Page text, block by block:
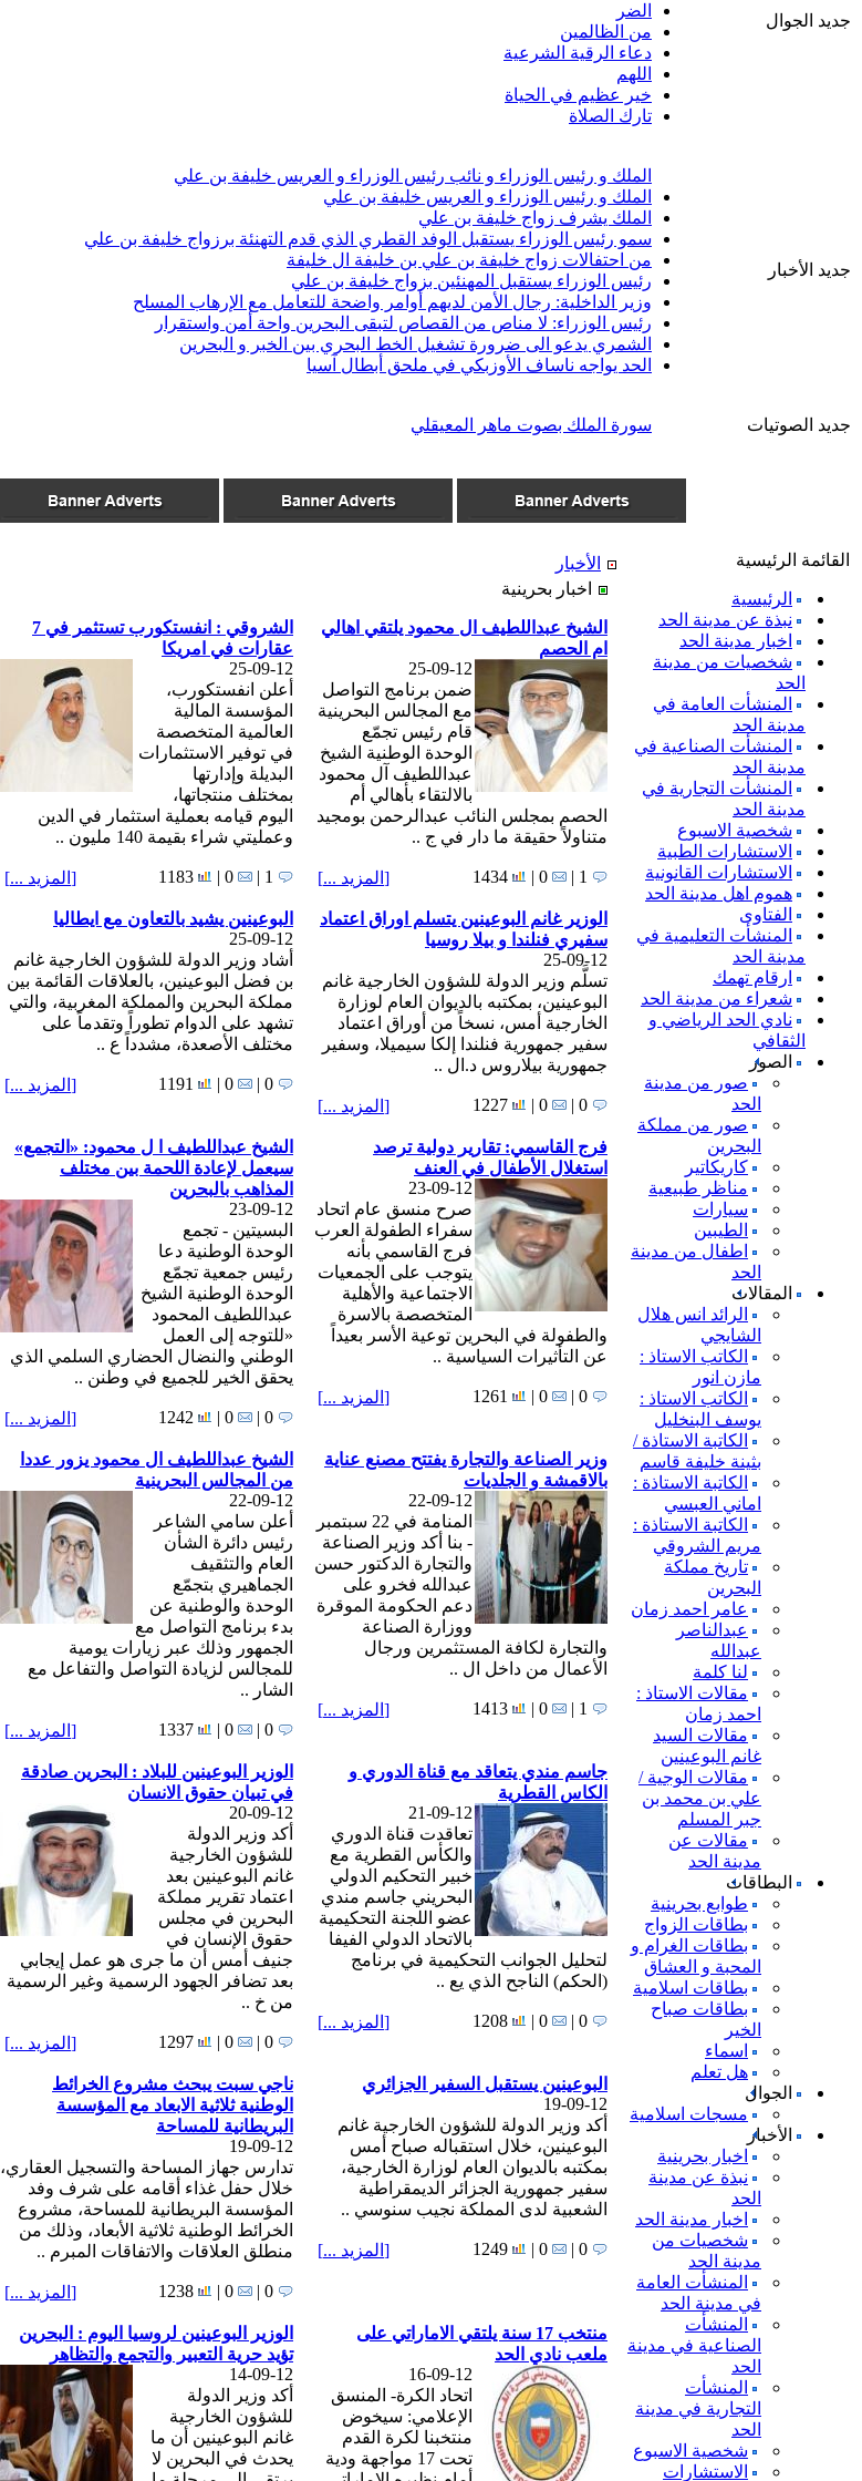
جديد الجوال
الضر
من الظالمين
دعاء الرقية الشرعية
اللهم
خير عظيم في الحياة
تارك الصلاة
جديد الأخبار
الملك و رئيس الوزراء و نائب رئيس الوزراء و العريس خليفة بن علي
الملك و رئيس الوزراء و العريس خليفة بن علي
الملك يشرف زواج خليفة بن علي
سمو رئيس الوزراء يستقبل الوفد القطري الذي قدم التهنئة برزواج خليفة بن علي
من احتفالات زواج خليفة بن علي بن خليفة ال خليفة
رئيس الوزراء يستقبل المهنئين بزواج خليفة بن علي
وزير الداخلية: رجال الأمن لديهم أوامر واضحة للتعامل مع الإرهاب المسلح
رئيس الوزراء: لا مناص من القصاص لتبقى البحرين واحة أمن واستقرار
الشمري يدعو الى ضرورة تشغيل الخط البحري بين الخبر و البحرين
الحد يواجه ناساف الأوزبكي في ملحق أبطال آسيا
جديد الصوتيات سورة الملك بصوت ماهر المعيقلي
القائمة الرئيسية
الرئيسية
نبذة عن مدينة الحد
اخبار مدينة الحد
شخصيات من مدينة
الحد
المنشأت العامة في
مدينة الحد
المنشأت الصناعية في
مدينة الحد
المنشأت التجارية في
مدينة الحد
شخصية الاسبوع
الاستشارات الطبية
الاستشارات القانونية
هموم اهل مدينة الحد
الفتاوى
المنشأت التعليمية في
مدينة الحد
ارقام تهمك
شعراء من مدينة الحد
نادي الحد الرياضي و
الثقافي
الصور
صور من مدينة
الحد
صور من مملكة
البحرين
كاريكاتير
مناظر طبيعية
سيارات
الطيبين
اطفال من مدينة
الحد
المقالات
الرائد انس هلال
الشايجي
الكاتب الاستاذ :
مازن انور
الكاتب الاستاذ :
يوسف البنخليل
الكاتبة الاستاذة /
بثينة خليفة قاسم
الكاتبة الاستاذة :
اماني العبسي
الكاتبة الاستاذة :
مريم الشروقي
تاريخ مملكة
البحرين
عامر احمد زمان
عبدالناصر
عبدالله
لنا كلمة
مقالات الاستاذ :
احمد زمان
مقالات السيد
غانم البوعينين
مقالات الوجية /
علي بن محمد بن
جبر المسلم
مقالات عن
مدينة الحد
البطاقات
طوابع بحرينية
بطاقات الزواج
بطاقات الغرام و
المحبة و العشاق
بطاقات اسلامية
بطاقات صباح
الخير
اسماء
هل تعلم
الجوال
مسجات اسلامية
الأخبار
اخبار بحرينية
نبذة عن مدينة
الحد
اخبار مدينة الحد
شخصيات من
مدينة الحد
المنشأت العامة
في مدينة الحد
المنشأت
الصناعية في مدينة
الحد
المنشأت
التجارية في مدينة
الحد
شخصية الاسبوع
الاستشارات
الأخبار
اخبار بحرينية
الشيخ عبداللطيف ال محمود يلتقي اهالي
ام الحصم
25-09-12
ضمن برنامج التواصل
مع المجالس البحرينية
قام رئيس تجمّع
الوحدة الوطنية الشيخ
عبداللطيف آل محمود
بالالتقاء بأهالي أم
الحصم بمجلس النائب عبدالرحمن بومجيد
متناولاً حقيقة ما دار في ج ..
[ المزيد ...]
الشروقي : انفستكورب تستثمر في 7
عقارات في امريكا
25-09-12
أعلن انفستكورب،
المؤسسة المالية
العالمية المتخصصة
في توفير الاستثمارات
البديلة وإدارتها
بمختلف منتجاتها،
اليوم قيامه بعملية استثمار في الدين
وعمليتي شراء بقيمة 140 مليون ..
[ المزيد ...]
الوزير غانم البوعينين يتسلم اوراق اعتماد
سفيري فنلندا و بيلا روسيا
25-09-12
تسلَّم وزير الدولة للشؤون الخارجية غانم
البوعينين، بمكتبه بالديوان العام لوزارة
الخارجية أمس، نسخاً من أوراق اعتماد
سفير جمهورية فنلندا إلكا سيميلا، وسفير
جمهورية بيلاروس د.ال ..
[ المزيد ...]
البوعينين يشيد بالتعاون مع ايطاليا
25-09-12
أشاد وزير الدولة للشؤون الخارجية غانم
بن فضل البوعينين، بالعلاقات القائمة بين
مملكة البحرين والمملكة المغربية، والتي
تشهد على الدوام تطوراً وتقدماً على
مختلف الأصعدة، مشدداً ع ..
[ المزيد ...]
فرج القاسمي: تقارير دولية ترصد
استغلال الأطفال في العنف
23-09-12
صرح منسق عام اتحاد
سفراء الطفولة العرب
فرج القاسمي بأنه
يتوجب على الجمعيات
الاجتماعية والأهلية
المتخصصة بالاسرة
والطفولة في البحرين توعية الأسر بعيداً
عن التأثيرات السياسية ..
[ المزيد ...]
الشيخ عبداللطيف ا ل محمود: «التجمع»
سيعمل لإعادة اللحمة بين مختلف
المذاهب بالبحرين
23-09-12
البسيتين - تجمع
الوحدة الوطنية دعا
رئيس جمعية تجمّع
الوحدة الوطنية الشيخ
عبداللطيف المحمود
«للتوجه إلى العمل
الوطني والنضال الحضاري السلمي الذي
يحقق الخير للجميع في وطنن ..
[ المزيد ...]
وزير الصناعة والتجارة يفتتح مصنع عناية
بالاقمشة و الجلديات
22-09-12
المنامة في 22 سبتمبر
- بنا أكد وزير الصناعة
والتجارة الدكتور حسن
عبدالله فخرو على
دعم الحكومة الموقرة
ووزارة الصناعة
والتجارة لكافة المستثمرين ورجال
الأعمال من داخل ال ..
[ المزيد ...]
الشيخ عبداللطيف ال محمود يزور عددا
من المجالس البحرينية
22-09-12
أعلن سامي الشاعر
رئيس دائرة الشأن
العام والتثقيف
الجماهيري بتجمّع
الوحدة والوطنية عن
بدء برنامج التواصل مع
الجمهور وذلك عبر زيارات يومية
للمجالس لزيادة التواصل والتفاعل مع
الشار ..
[ المزيد ...]
جاسم مندي يتعاقد مع قناة الدوري و
الكاس القطرية
21-09-12
تعاقدت قناة الدوري
والكأس القطرية مع
خبير التحكيم الدولي
البحريني جاسم مندي
عضو اللجنة التحكيمية
بالاتحاد الدولي الفيفا
لتحليل الجوانب التحكيمية في برنامج
(الحكم) الناجح الذي يع ..
[ المزيد ...]
الوزير البوعينين للبلاد : البحرين صادقة
في تبيان حقوق الانسان
20-09-12
أكد وزير الدولة
للشؤون الخارجية
غانم البوعينين بعد
اعتماد تقرير مملكة
البحرين في مجلس
حقوق الإنسان في
جنيف أمس أن ما جرى هو عمل إيجابي
بعد تضافر الجهود الرسمية وغير الرسمية
من خ ..
[ المزيد ...]
البوعينين يستقبل السفير الجزائري
19-09-12
أكد وزير الدولة للشؤون الخارجية غانم
البوعينين، خلال استقباله صباح أمس
بمكتبه بالديوان العام لوزارة الخارجية،
سفير جمهورية الجزائر الديمقراطية
الشعبية لدى المملكة نجيب سنوسي ..
[ المزيد ...]
ناجي سبت يبحث مشروع الخرائط
الوطنية ثلاثية الابعاد مع المؤسسة
البريطانية للمساحة
19-09-12
تدارس جهاز المساحة والتسجيل العقاري،
خلال حفل غذاء أقامه على شرف وفد
المؤسسة البريطانية للمساحة، مشروع
الخرائط الوطنية ثلاثية الأبعاد، وذلك من
منطلق العلاقات والاتفاقات المبرم ..
[ المزيد ...]
منتخب 17 سنة يلتقي الاماراتي على
ملعب نادي الحد
16-09-12
اتحاد الكرة- المنسق
الإعلامي: سيخوض
منتخبنا لكرة القدم
تحت 17 مواجهة ودية
الوزير البوعينين لروسيا اليوم : البحرين
تؤيد حرية التعبير والتجمع والتظاهر
14-09-12
أكد وزير الدولة
للشؤون الخارجية
غانم البوعينين أن ما
يحدث في البحرين لا